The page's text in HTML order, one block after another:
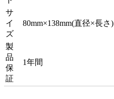
サ
イ
ズ
80mm×138mm(直径×長さ)
製
品
保
証
1年間